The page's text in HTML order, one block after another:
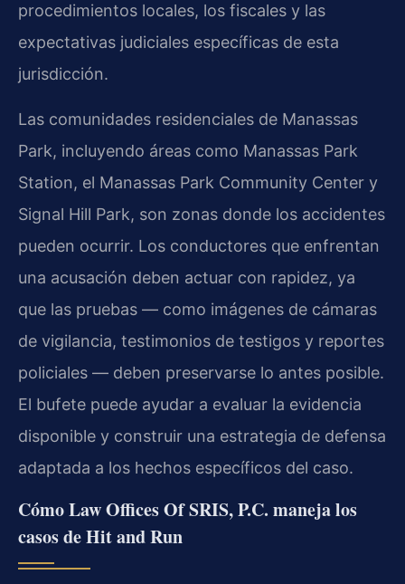
procedimientos locales, los fiscales y las
expectativas judiciales específicas de esta
jurisdicción.
Las comunidades residenciales de Manassas
Park, incluyendo áreas como Manassas Park
Station, el Manassas Park Community Center y
Signal Hill Park, son zonas donde los accidentes
pueden ocurrir. Los conductores que enfrentan
una acusación deben actuar con rapidez, ya
que las pruebas — como imágenes de cámaras
de vigilancia, testimonios de testigos y reportes
policiales — deben preservarse lo antes posible.
El bufete puede ayudar a evaluar la evidencia
disponible y construir una estrategia de defensa
adaptada a los hechos específicos del caso.
Cómo Law Offices Of SRIS, P.C. maneja los
casos de Hit and Run